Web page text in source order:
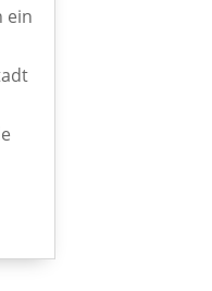
ein